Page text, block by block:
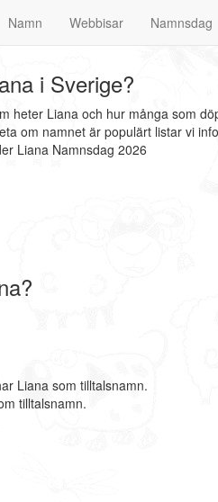
Namn Webbisar Namnsdag
i Sverige?
heter Liana och hur många som
om namnet är populärt listar vi
Liana Namnsdag 2026
Liana som tilltalsnamn.
tilltalsnamn.